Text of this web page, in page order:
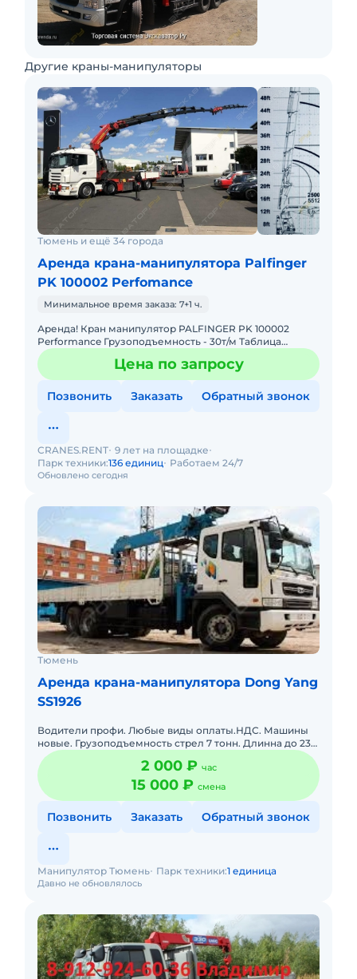
Другие краны-манипуляторы
Тюмень и ещё 34 города
Аренда крана-манипулятора Palfinger
PK 100002 Perfomance
Минимальное время заказа: 7+1 ч.
Аренда! Кран манипулятор PALFINGER PK 100002
Performance Грузоподъемность - 30т/м Таблица
Грузоподъемности: 4,4м - 19.000 кг 7,4м - 11.000 кг 11,1м -
7.
Цена по запросу
Позвонить Заказать Обратный звонок
Обновлено сегодня
CRANES.RENT 9 лет на площадке
Парк техники:136 единиц Работаем 24/7
Тюмень
Аренда крана-манипулятора Dong Yang
SS1926
Водители профи. Любые виды оплаты.НДС. Машины
новые. Грузоподъемность стрел 7 тонн. Длинна до 23
метров. Подача в день заказа. Пакет отчетных
документов. С о
2 000 ₽ час
15 000 ₽ смена
Позвонить Заказать Обратный звонок
Давно не обновлялось
Манипулятор Тюмень Парк техники:1 единица